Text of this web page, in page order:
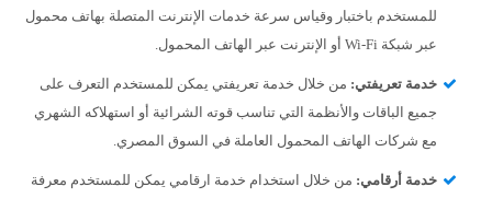
للمستخدم باختبار وقياس سرعة خدمات الإنترنت المتصلة بهاتف محمول
عبر شبكة Wi-Fi أو الإنترنت عبر الهاتف المحمول.
خدمة تعريفتي: من خلال خدمة تعريفتي يمكن للمستخدم التعرف على
جميع الباقات والأنظمة التي تناسب قوته الشرائية أو استهلاكه الشهري
مع شركات الهاتف المحمول العاملة في السوق المصري.
خدمة أرقامي: من خلال استخدام خدمة ارقامي يمكن للمستخدم معرفة